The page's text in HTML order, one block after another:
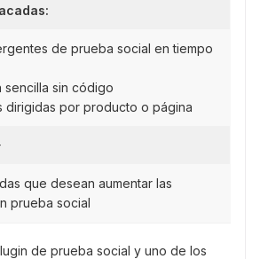
de prueba social en tiempo
sencilla sin código
dirigidas por producto o página
que desean aumentar las
prueba social
de prueba social y uno de los